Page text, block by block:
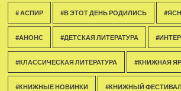
# АСПИР #В ЭТОТ ДЕНЬ РОДИЛИСЬ
#АНОНС #ДЕТСКАЯ ЛИТЕРАТУРА
#КЛАССИЧЕСКАЯ ЛИТЕРАТУРА #КНИЖНАЯ
#КНИЖНЫЕ НОВИНКИ #КНИЖНЫЙ